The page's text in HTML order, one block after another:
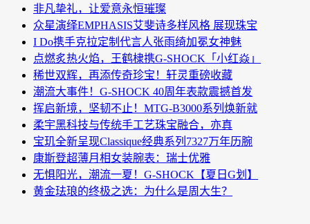
非凡挚礼，让爱意永恒璀璨
众星演绎EMPHASIS艾斐诗多样风格 展现珠宝
I Do携手克拉定制代言人张雨绮加冕女神魅
点燃炙热火焰，王鹤棣携G-SHOCK「小红焱」
稀世双辉，再添传奇珍宝！轩灵重磅收藏
潮流大事件！G-SHOCK 40周年表款震撼首发
挥启新境，坚韧不止！MTG-B3000系列焕新就
柔宇黑科技与传统手工艺珠宝融合，亦真
宝玑全新呈现Classique经典系列7327万年历腕
康斯登超薄月相女装腕表：瑞士优雅
无惧阳光，潮流一夏！G-SHOCK【夏日G划】
黄金珐琅的终极之选：为什么是周大生？